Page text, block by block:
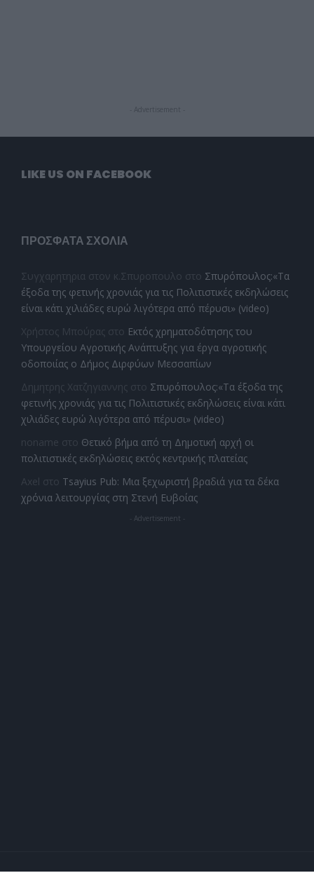
- Advertisement -
LIKE US ON FACEBOOK
ΠΡΌΣΦΑΤΑ ΣΧΌΛΙΑ
Συγχαρητηρια στον κ.Σπυροπουλο στο Σπυρόπουλος:«Τα
έξοδα της φετινής χρονιάς για τις Πολιτιστικές εκδηλώσεις
είναι κάτι χιλιάδες ευρώ λιγότερα από πέρυσι» (video)
Χρήστος Μπούρας στο Εκτός χρηματοδότησης του
Υπουργείου Αγροτικής Ανάπτυξης για έργα αγροτικής
οδοποιίας ο Δήμος Διρφύων Μεσσαπίων
Δημητρης Χατζηγιαννης στο Σπυρόπουλος:«Τα έξοδα της
φετινής χρονιάς για τις Πολιτιστικές εκδηλώσεις είναι κάτι
χιλιάδες ευρώ λιγότερα από πέρυσι» (video)
noname στο Θετικό βήμα από τη Δημοτική αρχή οι
πολιτιστικές εκδηλώσεις εκτός κεντρικής πλατείας
Axel στο Tsayius Pub: Μια ξεχωριστή βραδιά για τα δέκα
χρόνια λειτουργίας στη Στενή Ευβοίας
- Advertisement -